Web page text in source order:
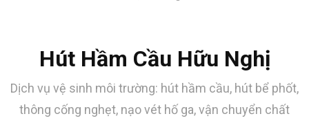
Hút Hầm Cầu Hữu Nghị
Dịch vụ vệ sinh môi trường: hút hầm cầu, hút bể phốt,
thông cống nghẹt, nạo vét hố ga, vận chuyển chất